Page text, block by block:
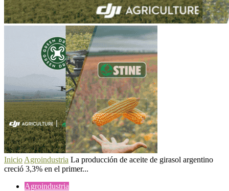
Inicio Agroindustria La producción de aceite de girasol argentino
creció 3,3% en el primer...
Agroindustria